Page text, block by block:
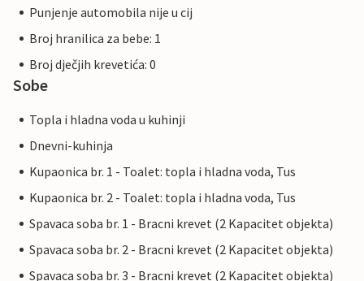
Punjenje automobila nije u cij
Broj hranilica za bebe: 1
Broj dječjih krevetića: 0
Sobe
Topla i hladna voda u kuhinji
Dnevni-kuhinja
Kupaonica br. 1 - Toalet: topla i hladna voda, Tus
Kupaonica br. 2 - Toalet: topla i hladna voda, Tus
Spavaca soba br. 1 - Bracni krevet (2 Kapacitet objekta)
Spavaca soba br. 2 - Bracni krevet (2 Kapacitet objekta)
Spavaca soba br. 3 - Bracni krevet (2 Kapacitet objekta)